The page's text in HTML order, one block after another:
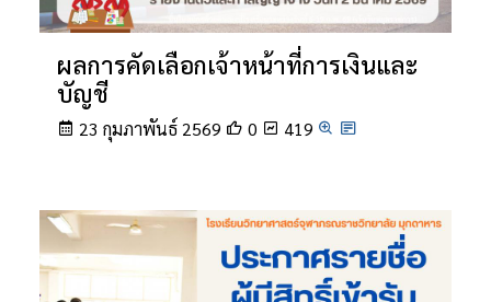
ผลการคัดเลือกเจ้าหน้าที่การเงินและ
บัญชี
23 กุมภาพันธ์ 2569 0 419